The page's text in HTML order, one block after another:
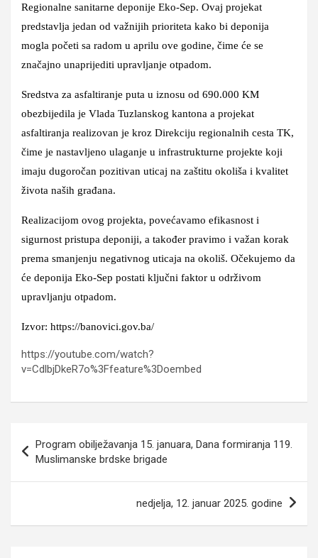
Regionalne sanitarne deponije Eko-Sep. Ovaj projekat
predstavlja jedan od važnijih prioriteta kako bi deponija
mogla početi sa radom u aprilu ove godine, čime će se
značajno unaprijediti upravljanje otpadom.
Sredstva za asfaltiranje puta u iznosu od 690.000 KM
obezbijedila je Vlada Tuzlanskog kantona a projekat
asfaltiranja realizovan je kroz Direkciju regionalnih cesta TK,
čime je nastavljeno ulaganje u infrastrukturne projekte koji
imaju dugoročan pozitivan uticaj na zaštitu okoliša i kvalitet
života naših građana.
Realizacijom ovog projekta, povećavamo efikasnost i
sigurnost pristupa deponiji, a također pravimo i važan korak
prema smanjenju negativnog uticaja na okoliš. Očekujemo da
će deponija Eko-Sep postati ključni faktor u održivom
upravljanju otpadom.
Izvor: https://banovici.gov.ba/
https://youtube.com/watch?
v=CdlbjDkeR7o%3Ffeature%3Doembed
članaka
Program obilježavanja 15. januara, Dana formiranja 119.
Muslimanske brdske brigade
nedjelja, 12. januar 2025. godine